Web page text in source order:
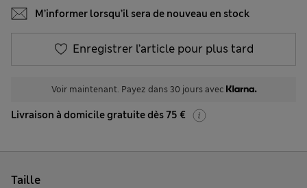
M’informer lorsqu’il sera de nouveau en stock
Enregistrer l’article pour plus tard
Voir maintenant. Payez dans 30 jours avec
Livraison à domicile gratuite dès 75 €
Taille